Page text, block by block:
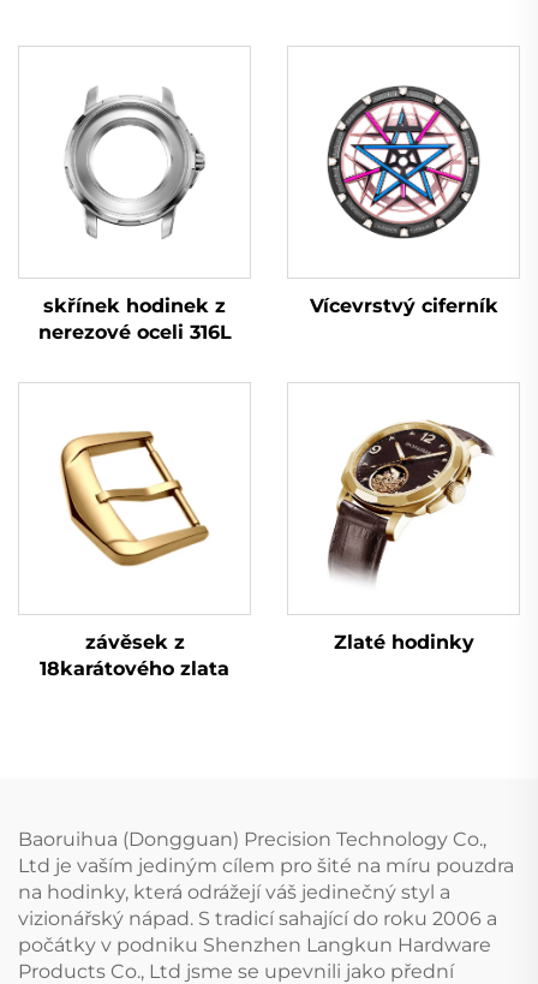
skřínek hodinek z
nerezové oceli 316L
Vícevrstvý ciferník
závěsek z
18karátového zlata
Zlaté hodinky
Baoruihua (Dongguan) Precision Technology Co.,
Ltd je vaším jediným cílem pro šité na míru pouzdra
na hodinky, která odrážejí váš jedinečný styl a
vizionářský nápad. S tradicí sahající do roku 2006 a
počátky v podniku Shenzhen Langkun Hardware
Products Co., Ltd jsme se upevnili jako přední